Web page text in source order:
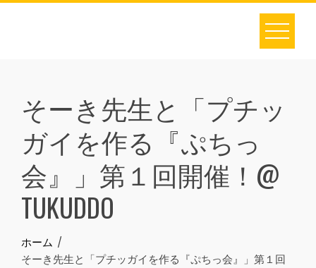
Skip
そーき先生と「プチッ
ガイを作る『ぷちっ
会』」第１回開催！@
TUKUDDO
ホーム
そーき先生と「プチッガイを作る『ぷちっ会』」第１回